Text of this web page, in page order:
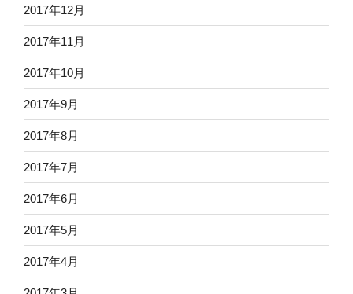
2017年12月
2017年11月
2017年10月
2017年9月
2017年8月
2017年7月
2017年6月
2017年5月
2017年4月